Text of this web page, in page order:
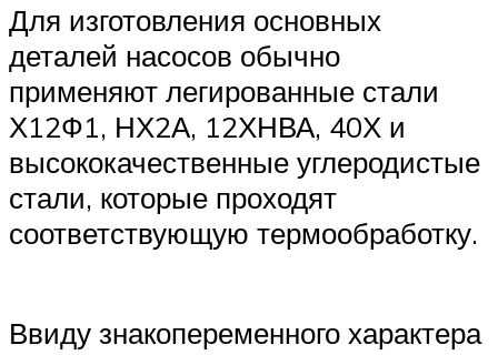
Для изготовления основных
деталей насосов обычно
применяют легированные стали
Х12Ф1, НХ2А, 12ХНВА, 40Х и
высококачественные углеродистые
стали, которые проходят
соответствующую термообработку.
Ввиду знакопеременного характера